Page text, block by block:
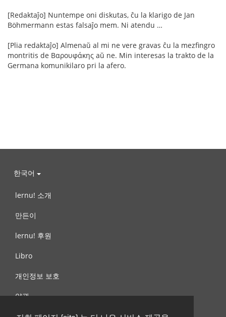
[Redaktaĵo] Nuntempe oni diskutas, ĉu la klarigo de Jan
Böhmermann estas falsaĵo mem. Ni atendu …
[Plia redaktaĵo] Almenaŭ al mi ne vere gravas ĉu la mezfingro
montritis de Βαρουφάκης aŭ ne. Min interesas la trakto de la
Germana komunikilaro pri la afero.
한국어
lernu! 소개
만든이
lernu! 후원
Libro
개인정보 보호
약관